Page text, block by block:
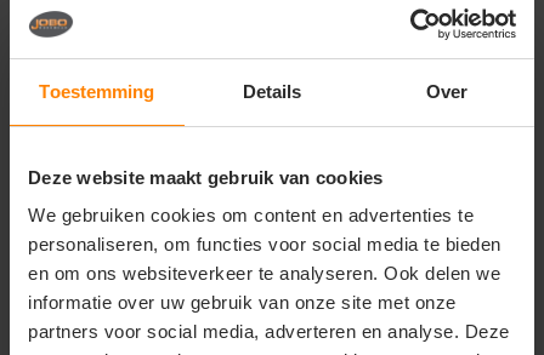
Toestemming Details Over
Deze website maakt gebruik van cookies
We gebruiken cookies om content en advertenties te
personaliseren, om functies voor social media te bieden
en om ons websiteverkeer te analyseren. Ook delen we
informatie over uw gebruik van onze site met onze
partners voor social media, adverteren en analyse. Deze
Emailadres 10 jaar
voorgaande
terug te
systeem,
om een nieuwe
bestelling te
plaatsen.
Contacteren
indien er
omtrent de